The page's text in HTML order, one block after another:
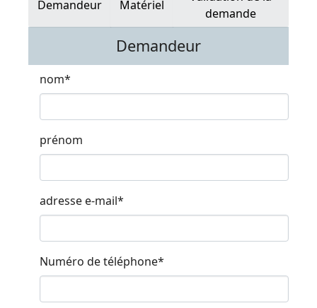
Demandeur Matériel
demande
Demandeur
nom*
prénom
adresse e-mail*
Numéro de téléphone*